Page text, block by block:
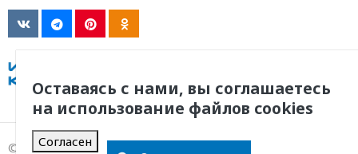
© 2011 -2026, ООО Инженерная Компания
Оставаясь с нами, вы соглашаетесь
на использование файлов cookies
Согласен